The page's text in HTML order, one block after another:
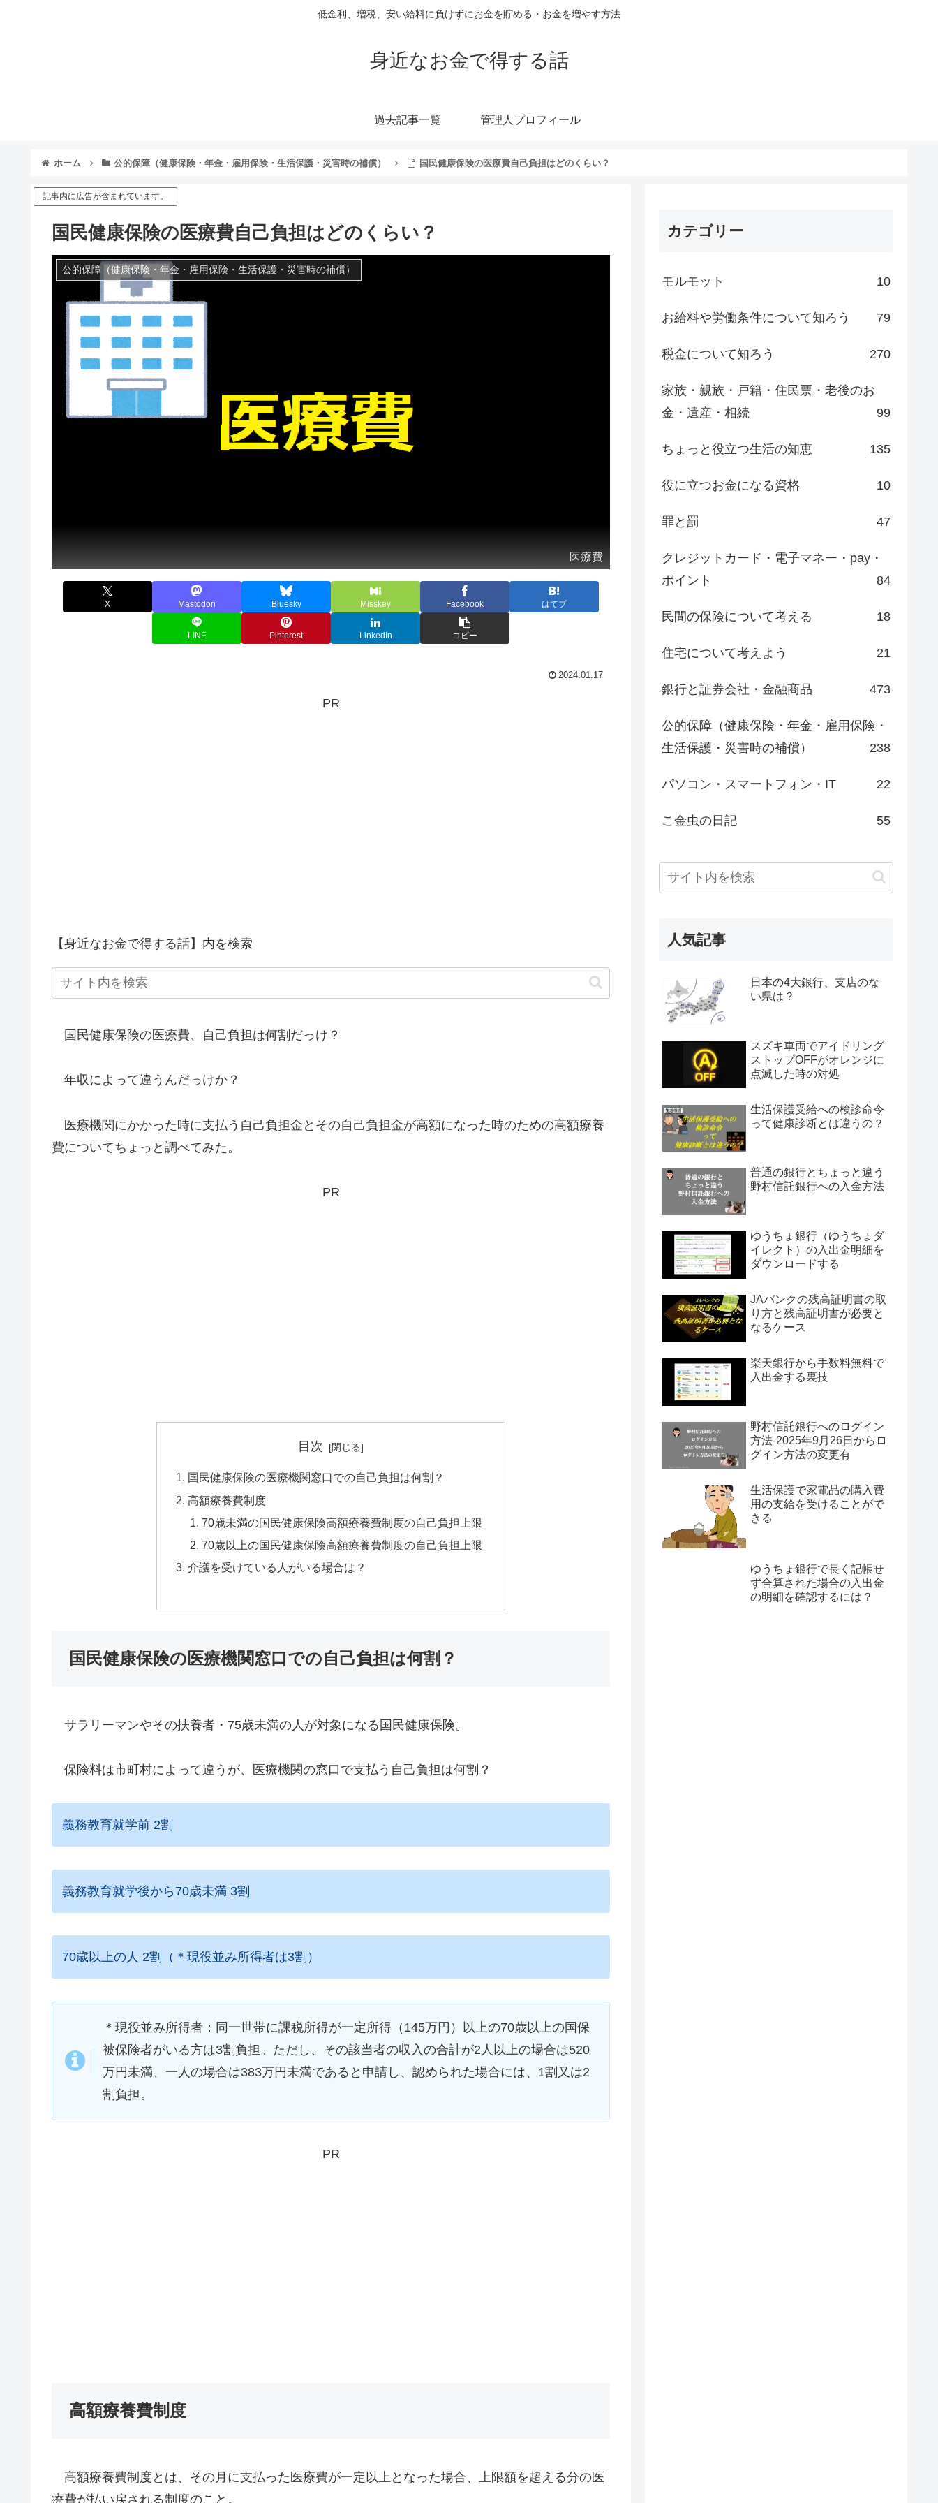
低金利、増税、安い給料に負けずにお金を貯める・お金を増やす方法
身近なお金で得する話
過去記事一覧 管理人プロフィール
ホーム 公的保障（健康保険・年金・雇用保険・生活保護・災害時の補償） 国民健康保険の医療費自己負担はどのくらい？
記事内に広告が含まれています。
国民健康保険の医療費自己負担はどのくらい？
公的保障（健康保険・年金・雇用保険・生活保護・災害時の補償）
医療費
X Mastodon Bluesky Misskey Facebook はてブ
LINE Pinterest LinkedIn コピー
2024.01.17
PR
【身近なお金で得する話】内を検索
国民健康保険の医療費、自己負担は何割だっけ？
年収によって違うんだっけか？
医療機関にかかった時に支払う自己負担金とその自己負担金が高額になった時のための高額療養
費についてちょっと調べてみた。
PR
目次
国民健康保険の医療機関窓口での自己負担は何割？
高額療養費制度
70歳未満の国民健康保険高額療養費制度の自己負担上限
70歳以上の国民健康保険高額療養費制度の自己負担上限
介護を受けている人がいる場合は？
国民健康保険の医療機関窓口での自己負担は何割？
サラリーマンやその扶養者・75歳未満の人が対象になる国民健康保険。
保険料は市町村によって違うが、医療機関の窓口で支払う自己負担は何割？
義務教育就学前 2割
義務教育就学後から70歳未満 3割
70歳以上の人 2割（＊現役並み所得者は3割）
＊現役並み所得者：同一世帯に課税所得が一定所得（145万円）以上の70歳以上の国保
被保険者がいる方は3割負担。ただし、その該当者の収入の合計が2人以上の場合は520
万円未満、一人の場合は383万円未満であると申請し、認められた場合には、1割又は2
割負担。
PR
高額療養費制度
高額療養費制度とは、その月に支払った医療費が一定以上となった場合、上限額を超える分の医
療費が払い戻される制度のこと。
カテゴリー
モルモット 10
お給料や労働条件について知ろう 79
税金について知ろう 270
家族・親族・戸籍・住民票・老後のお
金・遺産・相続
99
ちょっと役立つ生活の知恵 135
役に立つお金になる資格 10
罪と罰 47
クレジットカード・電子マネー・pay・
ポイント
84
民間の保険について考える 18
住宅について考えよう 21
銀行と証券会社・金融商品 473
公的保障（健康保険・年金・雇用保険・
生活保護・災害時の補償）
238
パソコン・スマートフォン・IT 22
こ金虫の日記 55
人気記事
日本の4大銀行、支店のな
い県は？
スズキ車両でアイドリング
ストップOFFがオレンジに
点滅した時の対処
生活保護受給への検診命令
って健康診断とは違うの？
普通の銀行とちょっと違う
野村信託銀行への入金方法
ゆうちょ銀行（ゆうちょダ
イレクト）の入出金明細を
ダウンロードする
JAバンクの残高証明書の取
り方と残高証明書が必要と
なるケース
楽天銀行から手数料無料で
入出金する裏技
野村信託銀行へのログイン
方法-2025年9月26日からロ
グイン方法の変更有
生活保護で家電品の購入費
用の支給を受けることがで
きる
ゆうちょ銀行で長く記帳せ
ず合算された場合の入出金
の明細を確認するには？